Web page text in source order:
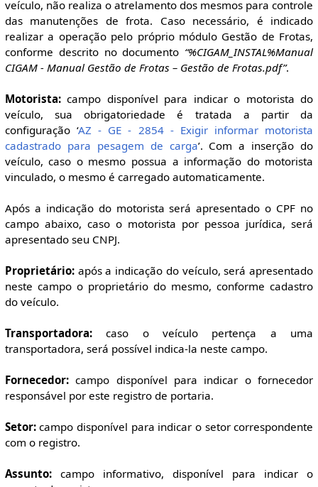
veículo, não realiza o atrelamento dos mesmos para controle
das manutenções de frota. Caso necessário, é indicado
realizar a operação pelo próprio módulo Gestão de Frotas,
conforme descrito no documento “%CIGAM_INSTAL%Manual
CIGAM - Manual Gestão de Frotas – Gestão de Frotas.pdf”.
Motorista:campo disponível para indicar o motorista do
veículo, sua obrigatoriedade é tratada a partir da
configuração ‘AZ - GE - 2854 - Exigir informar motorista
cadastrado para pesagem de carga’. Com a inserção do
veículo, caso o mesmo possua a informação do motorista
vinculado, o mesmo é carregado automaticamente.
Após a indicação do motorista será apresentado o CPF no
campo abaixo, caso o motorista por pessoa jurídica, será
apresentado seu CNPJ.
Proprietário:após a indicação do veículo, será apresentado
neste campo o proprietário do mesmo, conforme cadastro
do veículo.
Transportadora:caso o veículo pertença a uma
transportadora, será possível indica-la neste campo.
Fornecedor:campo disponível para indicar o fornecedor
responsável por este registro de portaria.
Setor:campo disponível para indicar o setor correspondente
com o registro.
Assunto:campo informativo, disponível para indicar o